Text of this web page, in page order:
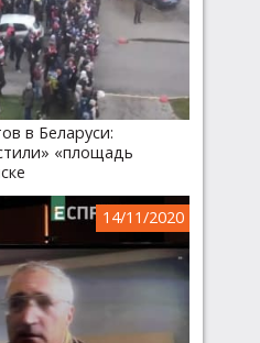
в Беларуси:
«площадь
14/11/2020